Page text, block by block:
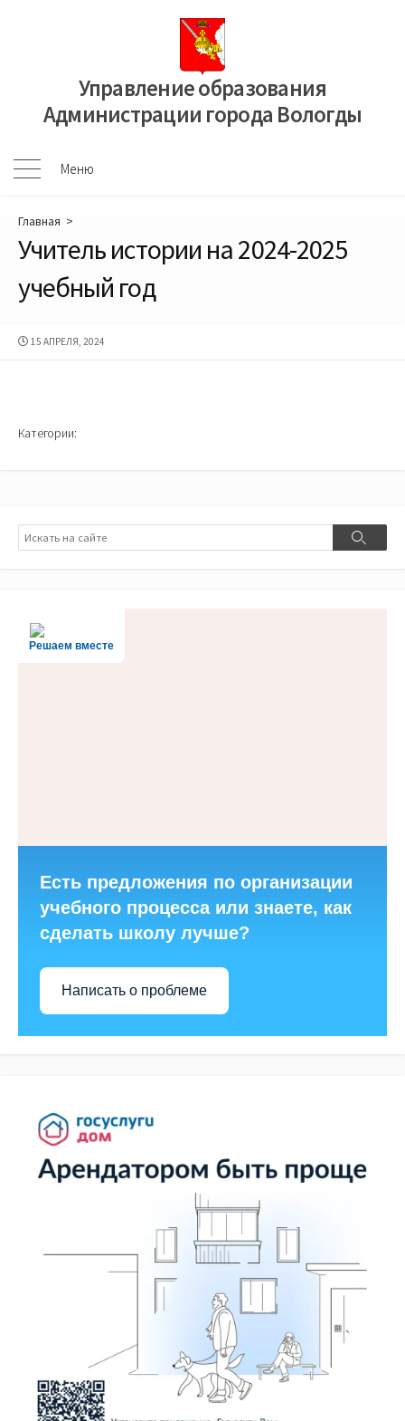
Управление образования
Администрации города Вологды
Меню
Меню
Главная >
Учитель истории на 2024-2025
учебный год
ДАТА
15 АПРЕЛЯ, 2024
Категории:
Поиск
Поиск
Решаем вместе
Есть предложения по организации
учебного процесса или знаете, как
сделать школу лучше?
Написать о проблеме